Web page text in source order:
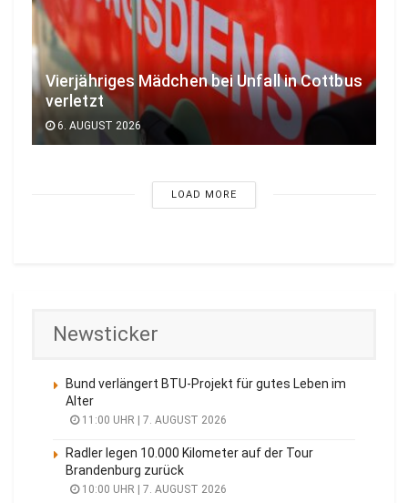
Vierjähriges Mädchen bei Unfall in Cottbus
verletzt
6. AUGUST 2026
LOAD MORE
Newsticker
Bund verlängert BTU-Projekt für gutes Leben im
Alter
11:00 UHR | 7. AUGUST 2026
Radler legen 10.000 Kilometer auf der Tour
Brandenburg zurück
10:00 UHR | 7. AUGUST 2026